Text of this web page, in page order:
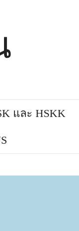
และ HSKK